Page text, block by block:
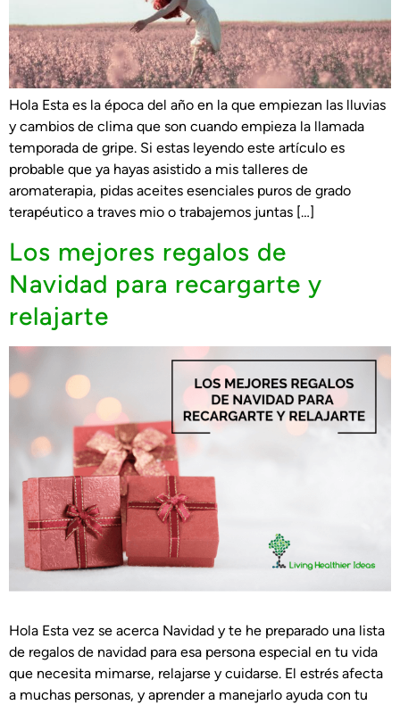
Hola Esta es la época del año en la que empiezan las lluvias
y cambios de clima que son cuando empieza la llamada
temporada de gripe. Si estas leyendo este artículo es
probable que ya hayas asistido a mis talleres de
aromaterapia, pidas aceites esenciales puros de grado
terapéutico a traves mio o trabajemos juntas […]
Los mejores regalos de
Navidad para recargarte y
relajarte
Hola Esta vez se acerca Navidad y te he preparado una lista
de regalos de navidad para esa persona especial en tu vida
que necesita mimarse, relajarse y cuidarse. El estrés afecta
a muchas personas, y aprender a manejarlo ayuda con tu